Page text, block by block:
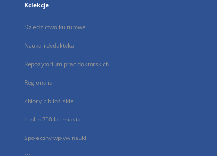
Kolekcje
Dziedzictwo kulturowe
Nauka i dydaktyka
Repozytorium prac doktorskich
Regionalia
Zbiory bibliofilskie
Lublin 700 lat miasta
Społeczny wpływ nauki
...